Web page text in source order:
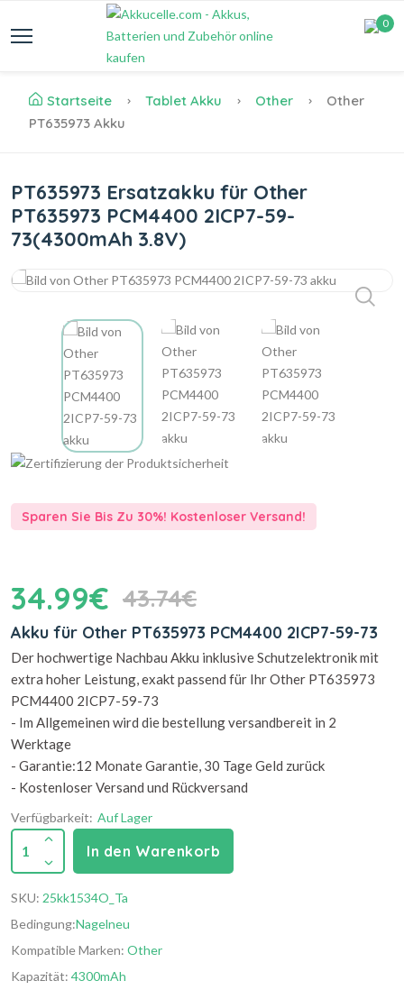
0
Startseite Tablet Akku Other
Other
PT635973 Akku
PT635973 Ersatzakku für Other
PT635973 PCM4400 2ICP7-59-
73(4300mAh 3.8V)
Sparen Sie Bis Zu 30%! Kostenloser Versand!
34.99€ 43.74€
Akku für Other PT635973 PCM4400 2ICP7-59-73
Der hochwertige Nachbau Akku inklusive Schutzelektronik mit
extra hoher Leistung, exakt passend für Ihr Other PT635973
PCM4400 2ICP7-59-73
- Im Allgemeinen wird die bestellung versandbereit in 2
Werktage
- Garantie:12 Monate Garantie, 30 Tage Geld zurück
- Kostenloser Versand und Rückversand
Verfügbarkeit: Auf Lager
1 In den Warenkorb
SKU: 25kk1534O_Ta
Bedingung:Nagelneu
Kompatible Marken: Other
Kapazität: 4300mAh